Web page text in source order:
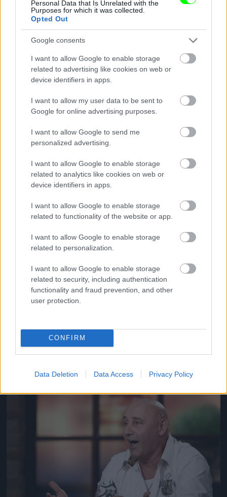
Personal Data that Is Unrelated with the
Purposes for which it was collected.
Opted Out
Google consents
I want to allow Google to enable storage
related to advertising like cookies on web or
device identifiers in apps.
I want to allow my user data to be sent to
Google for online advertising purposes.
I want to allow Google to send me
personalized advertising.
I want to allow Google to enable storage
related to analytics like cookies on web or
device identifiers in apps.
I want to allow Google to enable storage
related to functionality of the website or app.
I want to allow Google to enable storage
related to personalization.
I want to allow Google to enable storage
related to security, including authentication
functionality and fraud prevention, and other
user protection.
CONFIRM
Data Deletion Data Access Privacy Policy
Fotó: Szécsi István / Velvet #13
Jön még kép!
Fotó: Szécsi István / Velvet
Jön még kép!